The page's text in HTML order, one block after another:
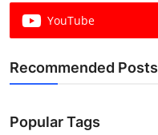
YouTube
Recommended Posts
Popular Tags